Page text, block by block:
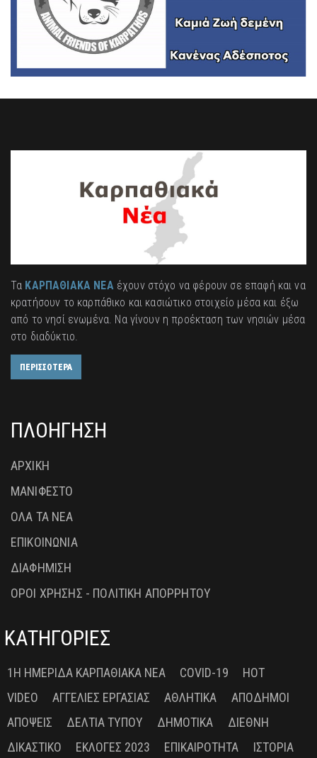
Τα ΚΑΡΠΑΘΙΑΚΑ ΝΕΑέχουν στόχο να φέρουν σε επαφή και να
κρατήσουν το καρπάθικο και κασιώτικο στοιχείο μέσα και έξω
από το νησί ενωμένα. Να γίνουν η προέκταση των νησιών μέσα
στο διαδύκτιο.
ΠΕΡΙΣΣΟΤΕΡΑ
ΠΛΟΗΓΗΣΗ
ΑΡΧΙΚΗ
ΜΑΝΙΦΕΣΤΟ
ΟΛΑ ΤΑ ΝΕΑ
ΕΠΙΚΟΙΝΩΝΙΑ
ΔΙΑΦΗΜΙΣΗ
ΟΡΟΙ ΧΡΗΣΗΣ - ΠΟΛΙΤΙΚΗ ΑΠΟΡΡΗΤΟΥ
ΚΑΤΗΓΟΡΙΕΣ
1Η ΗΜΕΡΊΔΑ ΚΑΡΠΑΘΙΑΚΆ ΝΈΑ COVID-19
HOT
VIDEO
ΑΓΓΕΛΊΕΣ ΕΡΓΑΣΊΑΣ ΑΘΛΗΤΙΚΆ
ΑΠΌΔΗΜΟΙ
ΑΠΌΨΕΙΣ
ΔΕΛΤΊΑ ΤΎΠΟΥ ΔΗΜΟΤΙΚΆ
ΔΙΕΘΝΉ
ΔΙΚΑΣΤΙΚΌ
ΕΚΛΟΓΈΣ 2023 ΕΠΙΚΑΙΡΌΤΗΤΑ ΙΣΤΟΡΊΑ